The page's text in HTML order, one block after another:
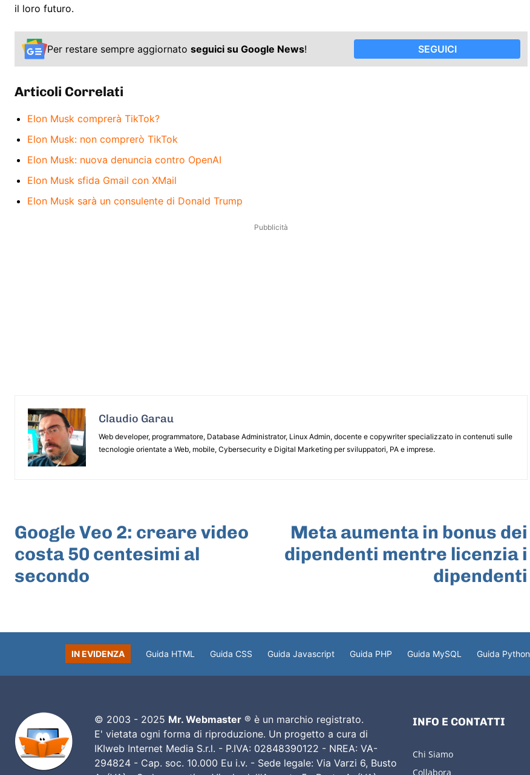
il loro futuro.
Per restare sempre aggiornato seguici su Google News! SEGUICI
Articoli Correlati
Elon Musk comprerà TikTok?
Elon Musk: non comprerò TikTok
Elon Musk: nuova denuncia contro OpenAI
Elon Musk sfida Gmail con XMail
Elon Musk sarà un consulente di Donald Trump
Pubblicità
Claudio Garau
Web developer, programmatore, Database Administrator, Linux Admin, docente e copywriter specializzato in contenuti sulle
tecnologie orientate a Web, mobile, Cybersecurity e Digital Marketing per sviluppatori, PA e imprese.
Google Veo 2: creare video
costa 50 centesimi al
secondo
Meta aumenta in bonus dei
dipendenti mentre licenzia i
dipendenti
IN EVIDENZA Guida HTML Guida CSS Guida Javascript Guida PHP Guida MySQL Guida Python
© 2003 - 2025 Mr. Webmaster® è un marchio registrato.
E' vietata ogni forma di riproduzione. Un progetto a cura di
IKIweb Internet Media S.r.l. - P.IVA: 02848390122 - NREA: VA-
294824 - Cap. soc. 10.000 Eu i.v. - Sede legale: Via Varzi 6, Busto
INFO E CONTATTI
Chi Siamo
Collabora